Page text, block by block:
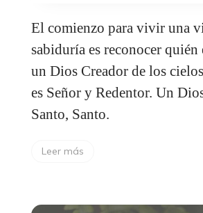
El comienzo para vivir una
sabiduría es reconocer quién
un Dios Creador de los
es Señor y Redentor. Un
Santo, Santo.
Leer más